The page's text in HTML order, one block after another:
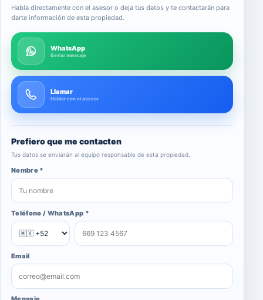
Habla directamente con el asesor o deja tus datos y te contactarán para
darte información de esta propiedad.
WhatsApp
Enviar mensaje
Llamar
Hablar con el asesor
Prefiero que me contacten
Tus datos se enviarán al equipo responsable de esta propiedad.
Nombre *
Teléfono / WhatsApp *
Email